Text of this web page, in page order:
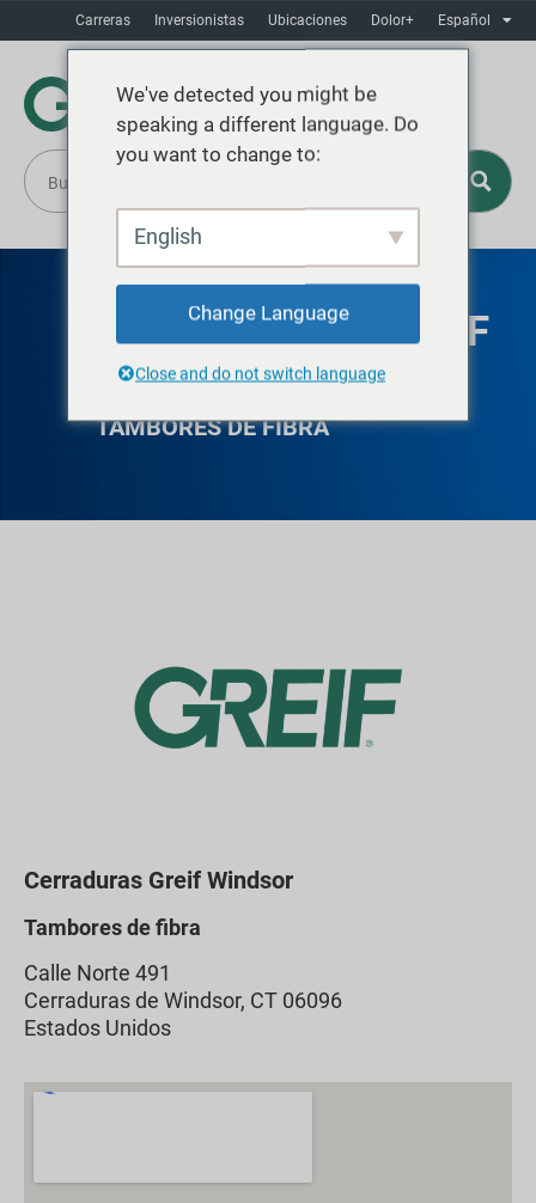
Carreras Inversionistas Ubicaciones Dolor+ Español
CERRADURAS GREIF
WINDSOR
TAMBORES DE FIBRA
Cerraduras Greif Windsor
Tambores de fibra
Calle Norte 491
Cerraduras de Windsor, CT 06096
Estados Unidos
We've detected you might be
speaking a different language. Do
you want to change to:
English
Change Language
Close and do not switch language